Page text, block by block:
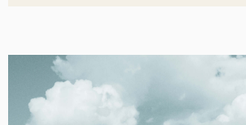
ТЕЛЕГРАМ КАРТА «ДРУГ МИРА»